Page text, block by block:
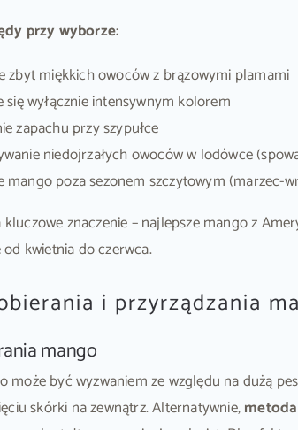
przy wyborze:
zbyt miękkich owoców z brązowymi plamami
się wyłącznie intensywnym kolorem
zapachu przy szypułce
niedojrzałych owoców w lodówce
mango poza sezonem szczytowym (marzec-
znaczenie – najlepsze mango z
kwietnia do czerwca.
i przyrządzania
mango
może być wyzwaniem ze względu na dużą
skórki na zewnątrz. Alternatywnie,